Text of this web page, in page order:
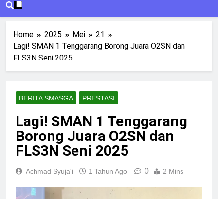
Home 2025 Mei
21
Lagi! SMAN 1 Tenggarang Borong Juara O2SN dan
FLS3N Seni 2025
BERITA SMASGA PRESTASI
Lagi! SMAN 1 Tenggarang
Borong Juara O2SN dan
FLS3N Seni 2025
Achmad Syuja'i 1 Tahun Ago 0 2 Mins